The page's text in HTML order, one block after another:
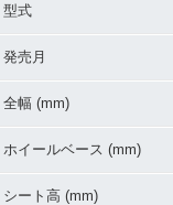
型式
発売月
全幅 (mm)
ホイールベース (mm)
シート高 (mm)